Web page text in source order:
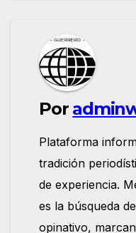
Por
Plataforma
tradición
de experiencia.
es la búsqueda
opinativo,